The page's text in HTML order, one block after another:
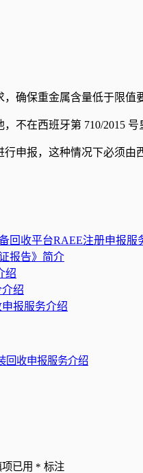
，确保重金属含量低于限值
不在西班牙第 710/2015 号
申报，这种情况下必须由
回收平台RAEE注册申报服
报告》简介
绍
绍
报服务介绍
回收申报服务介绍
已用 * 标注